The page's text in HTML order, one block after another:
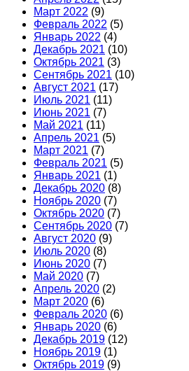
Март 2022 (9)
Февраль 2022 (5)
Январь 2022 (4)
Декабрь 2021 (10)
Октябрь 2021 (3)
Сентябрь 2021 (10)
Август 2021 (17)
Июль 2021 (11)
Июнь 2021 (7)
Май 2021 (11)
Апрель 2021 (5)
Март 2021 (7)
Февраль 2021 (5)
Январь 2021 (1)
Декабрь 2020 (8)
Ноябрь 2020 (7)
Октябрь 2020 (7)
Сентябрь 2020 (7)
Август 2020 (9)
Июль 2020 (8)
Июнь 2020 (7)
Май 2020 (7)
Апрель 2020 (2)
Март 2020 (6)
Февраль 2020 (6)
Январь 2020 (6)
Декабрь 2019 (12)
Ноябрь 2019 (1)
Октябрь 2019 (9)